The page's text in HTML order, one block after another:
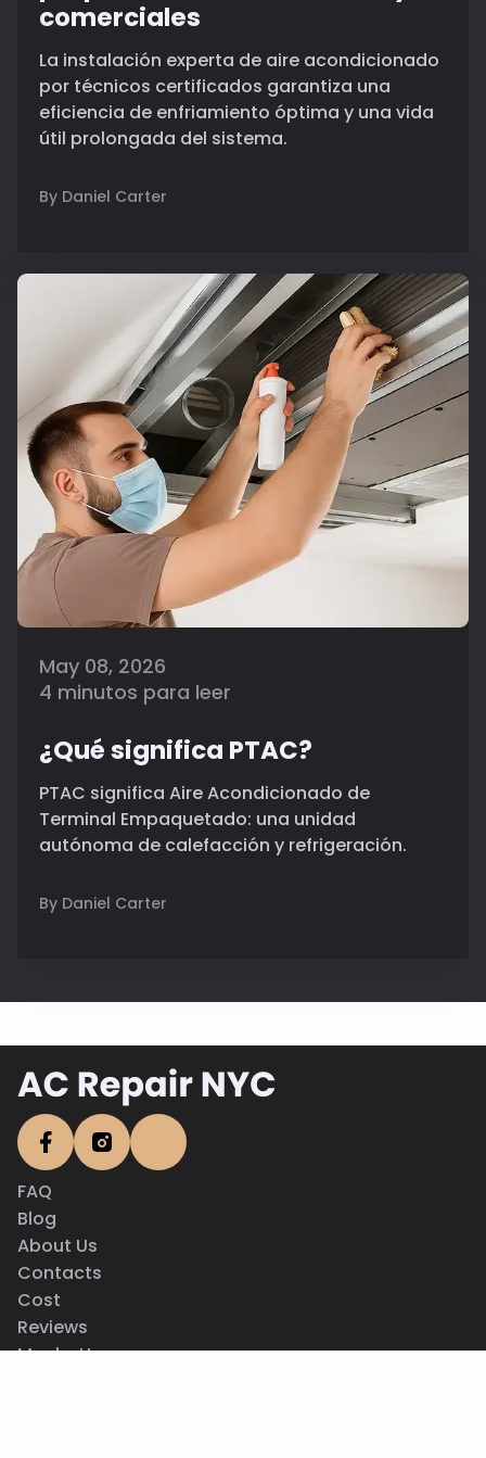
comerciales
La instalación experta de aire acondicionado
por técnicos certificados garantiza una
eficiencia de enfriamiento óptima y una vida
útil prolongada del sistema.
By Daniel Carter
May 08, 2026
4 minutos para leer
¿Qué significa PTAC?
PTAC significa Aire Acondicionado de
Terminal Empaquetado: una unidad
autónoma de calefacción y refrigeración.
By Daniel Carter
FAQ
Blog
About Us
Contacts
Cost
Reviews
Manhattan